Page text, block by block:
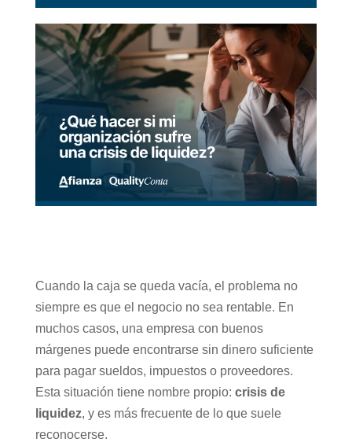
Cuando la caja se queda vacía, el problema no
siempre es que el negocio no sea rentable. En
muchos casos, una empresa con buenos
márgenes puede encontrarse sin dinero suficiente
para pagar sueldos, impuestos o proveedores.
Esta situación tiene nombre propio: crisis de
liquidez, y es más frecuente de lo que suele
reconocerse.